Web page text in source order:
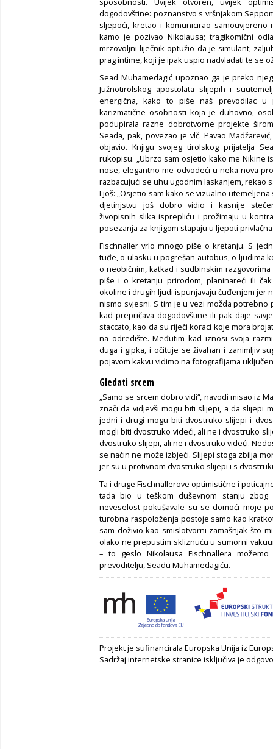
dogodovštine: poznanstvo s vršnjakom
sljepoći, kretao i komunicirao
kamo je pozivao Nikolausa; tragikomični
mrzovoljni liječnik optužio da je simulant;
prag intime, koji je ipak uspio nadvladati te se
Sead Muhamedagić upoznao ga je preko
Južnotirolskog apostolata slijepih i
energična, kako to piše naš prevodilac u
karizmatične osobnosti koja je duhovno,
podupirala razne dobrotvorne projekte
Seada, pak, povezao je vlč. Pavao
objavio. Knjigu svojeg tirolskog prijatelja
rukopisu. „Ubrzo sam osjetio kako me Nikine
nose, elegantno me odvodeći u neka nova
razbacujući se uhu ugodnim laskanjem, rekao
I još: „Osjetio sam kako se vizualno
djetinjstvu još dobro vidio i kasnije
živopisnih slika isprepliću i prožimaju u
posezanja za knjigom stapaju u ljepoti
Fischnaller vrlo mnogo piše o kretanju. S
tuđe, o ulasku u pogrešan autobus, o ljudima
o neobičnim, katkad i sudbinskim
piše i o kretanju prirodom, planinareći ili
okoline i drugih ljudi ispunjavaju čuđenjem jer
nismo svjesni. S tim je u vezi možda potrebno
kad prepričava dogodovštine ili pak daje
staccato, kao da su riječi koraci koje mora
na odredište. Međutim kad iznosi svoja
duga i gipka, i očituje se živahan i zanimljiv
pojavom kakvu vidimo na fotografijama
Gledati srcem
„Samo se srcem dobro vidi“, navodi misao iz
znači da vidjevši mogu biti slijepi, a da slijepi
jedni i drugi mogu biti dvostruko slijepi i
mogli biti dvostruko videći, ali ne i dvostruko
dvostruko slijepi, ali ne i dvostruko videći.
se način ne može izbjeći. Slijepi stoga zbilja
jer su u protivnom dvostruko slijepi i s
Ta i druge Fischnallerove optimistične i
tada bio u teškom duševnom stanju zbog
neveselost pokušavale su se domoći moje
turobna raspoloženja postoje samo kao
sam doživio kao smislotvorni zamašnjak što
olako ne prepustim skliznuću u sumorni
– to geslo Nikolausa Fischnallera
prevoditelju, Seadu Muhamedagiću.
Projekt je sufinancirala Europska Unija iz
Sadržaj internetske stranice isključiva je